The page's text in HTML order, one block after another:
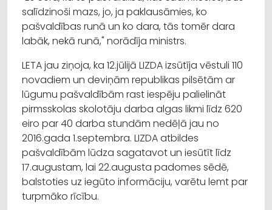
salīdzinoši mazs, jo, ja paklausāmies, ko
pašvaldības runā un ko dara, tās tomēr dara
labāk, nekā runā," norādīja ministrs.
LETA jau ziņoja, ka 12.jūlijā LIZDA izsūtīja vēstuli 110
novadiem un deviņām republikas pilsētām ar
lūgumu pašvaldībām rast iespēju palielināt
pirmsskolas skolotāju darba algas likmi līdz 620
eiro par 40 darba stundām nedēļā jau no
2016.gada 1.septembra. LIZDA atbildes
pašvaldībām lūdza sagatavot un iesūtīt līdz
17.augustam, lai 22.augusta padomes sēdē,
balstoties uz iegūto informāciju, varētu lemt par
turpmāko rīcību.